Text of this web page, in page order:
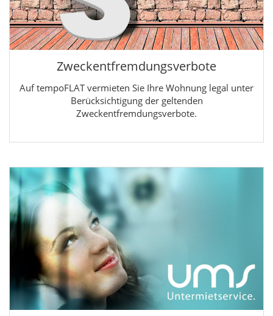
Zweckentfremdungsverbote
Auf tempoFLAT vermieten Sie Ihre Wohnung legal unter
Berücksichtigung der geltenden
Zweckentfremdungsverbote.